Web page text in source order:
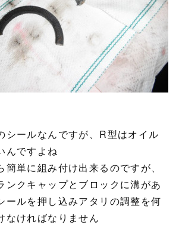
シールなんですが、R型はオイル
んですよね
簡単に組み付け出来るのですが、
ンクキャップとブロックに溝があ
ールを押し込みアタリの調整を何
なければなりません